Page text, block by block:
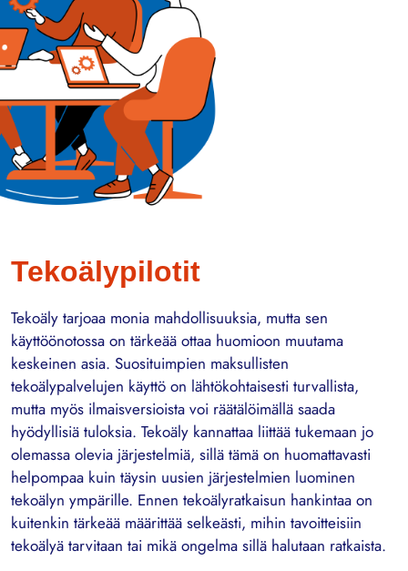
Tekoälypilotit
Tekoäly tarjoaa monia mahdollisuuksia, mutta sen
käyttöönotossa on tärkeää ottaa huomioon muutama
keskeinen asia. Suosituimpien maksullisten
tekoälypalvelujen käyttö on lähtökohtaisesti turvallista,
mutta myös ilmaisversioista voi räätälöimällä saada
hyödyllisiä tuloksia. Tekoäly kannattaa liittää tukemaan jo
olemassa olevia järjestelmiä, sillä tämä on huomattavasti
helpompaa kuin täysin uusien järjestelmien luominen
tekoälyn ympärille. Ennen tekoälyratkaisun hankintaa on
kuitenkin tärkeää määrittää selkeästi, mihin tavoitteisiin
tekoälyä tarvitaan tai mikä ongelma sillä halutaan ratkaista.